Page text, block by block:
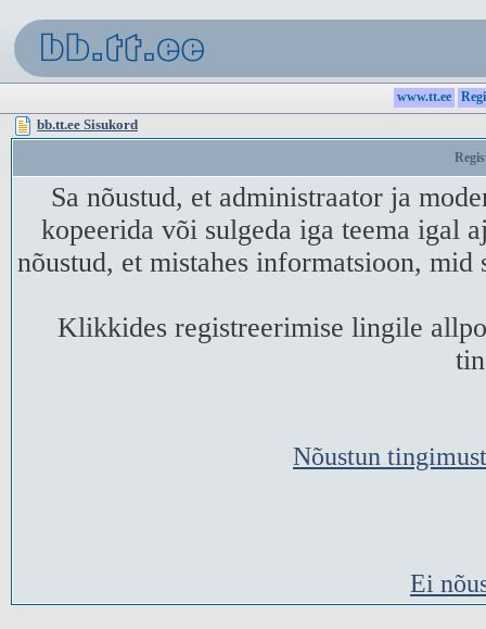
www.tt.ee
bb.tt.ee Sisukord
Sa nõustud, et administraator ja
kopeerida või sulgeda iga teema igal
nõustud, et mistahes informatsioon, mid
Klikkides registreerimise lingile
Nõustun
Ei